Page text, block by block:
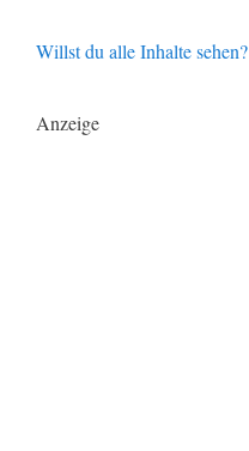
Willst du alle Inhalte sehen?
Anzeige